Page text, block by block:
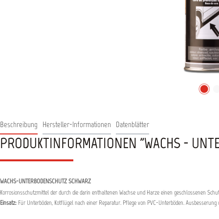
Beschreibung Hersteller-Informationen Datenblätter
PRODUKTINFORMATIONEN "WACHS -
WACHS-UNTERBODENSCHUTZ SCHWARZ
Korrosionsschutzmittel der durch die darin enthaltenen Wachse und Harze einen geschlossenen
Einsatz: Für Unterböden, Kotflügel nach einer Reparatur. Pflege von PVC-Unterböden. Ausbesserung